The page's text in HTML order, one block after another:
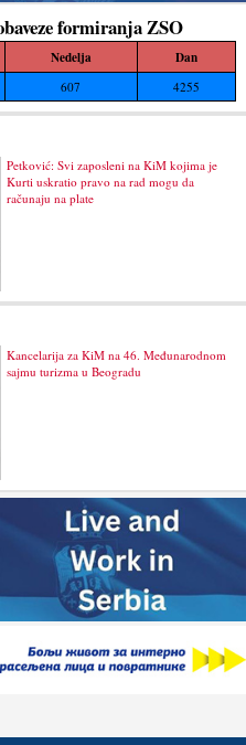
formiranja ZSO
Nedelja Dan
607 4255
Petković: Svi zaposleni na KiM kojima je
Kurti uskratio pravo na rad mogu da
računaju na plate
Kancelarija za KiM na 46. Međunarodnom
sajmu turizma u Beogradu